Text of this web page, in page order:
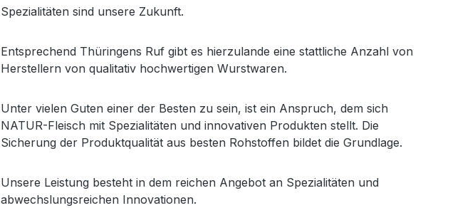
Spezialitäten sind unsere Zukunft.
Entsprechend Thüringens Ruf gibt es hierzulande eine stattliche Anzahl von
Herstellern von qualitativ hochwertigen Wurstwaren.
Unter vielen Guten einer der Besten zu sein, ist ein Anspruch, dem sich
NATUR-Fleisch mit Spezialitäten und innovativen Produkten stellt. Die
Sicherung der Produktqualität aus besten Rohstoffen bildet die Grundlage.
Unsere Leistung besteht in dem reichen Angebot an Spezialitäten und
abwechslungsreichen Innovationen.